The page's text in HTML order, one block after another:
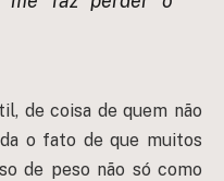
de coisa de quem não
o fato de que muitos
de peso não só como